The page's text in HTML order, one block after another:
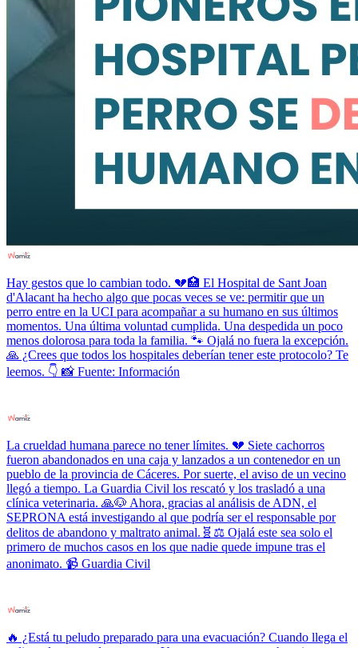
Hay gestos que lo cambian todo. 💔🏥 El Hospital de Sant Joan
d'Alacant ha hecho algo que pocas veces se ve: permitir que un
perro entre en la UCI para acompañar a su humano en sus últimos
momentos. Una última voluntad cumplida. Una despedida un poco
menos dolorosa para toda la familia. 🐾 Ojalá no fuera la excepción.
🙏 ¿Crees que todos los hospitales deberían tener este protocolo? Te
leemos. 👇 📸 Fuente: Información
La crueldad humana parece no tener límites. 💔 Siete cachorros
fueron abandonados en una caja y lanzados a un contenedor en un
pueblo de la provincia de Cáceres. Por suerte, el aviso de un vecino
llegó a tiempo. La Guardia Civil los rescató y los trasladó a una
clínica veterinaria. 🙏🐶 Ahora, gracias al análisis de ADN, el
SEPRONA está investigando al que podría ser el responsable por
delitos de abandono y maltrato animal.🧬⚖️ Ojalá este sea solo el
primero de muchos casos en los que nadie quede impune tras el
anonimato. 📹 Guardia Civil
🔥 ¿Está tu peludo preparado para una evacuación? Cuando llega el